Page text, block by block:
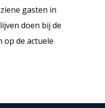
gasten in
doen bij de
op de actuele